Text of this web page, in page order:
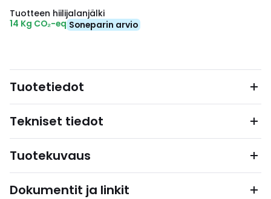
Tuotteen hiilijalanjälki
14 Kg CO₂-eq Soneparin arvio
Tuotetiedot
Tekniset tiedot
Tuotekuvaus
Dokumentit ja linkit